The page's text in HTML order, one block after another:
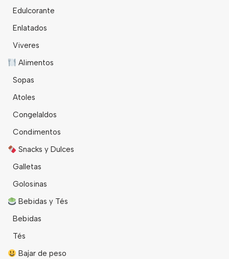
Edulcorante
Enlatados
Viveres
Alimentos
Sopas
Atoles
Congelaldos
Condimentos
Snacks y Dulces
Galletas
Golosinas
Bebidas y Tés
Bebidas
Tés
Bajar de peso